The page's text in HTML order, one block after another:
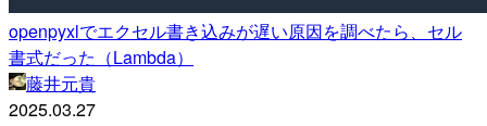
openpyxlでエクセル書き込みが遅い原因を調べたら、セル
書式だった（Lambda）
藤井元貴
2025.03.27